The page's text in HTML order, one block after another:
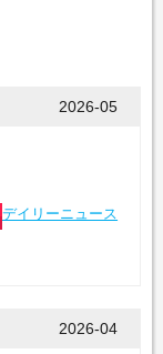
2026-05
デイリーニュース
2026-04